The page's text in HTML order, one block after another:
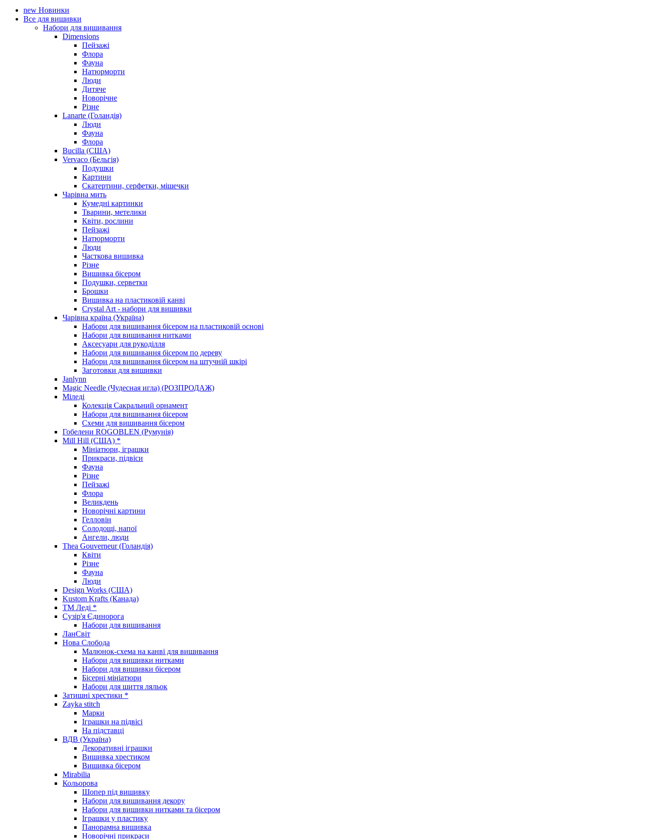
new Новинки
Все для вишивки
Набори для вишивання
Dimensions
Пейзажі
Флора
Фауна
Натюрморти
Люди
Дитяче
Новорічне
Різне
Lanarte (Голандія)
Люди
Фауна
Флора
Bucilla (США)
Vervaco (Бельгія)
Подушки
Картини
Скатертини, серфетки, мішечки
Чарiвна мить
Кумедні картинки
Тварини, метелики
Квіти, рослини
Пейзажі
Натюрморти
Люди
Часткова вишивка
Різне
Вишивка бісером
Подушки, серветки
Брошки
Вишивка на пластиковій канві
Crystal Art - набори для вишивки
Чарівна країна (Україна)
Набори для вишивання бісером на пластиковій основі
Набори для вишивання нитками
Аксесуари для рукоділля
Набори для вишивання бісером по дереву
Набори для вишивання бісером на штучній шкірі
Заготовки для вишивки
Janlynn
Magic Needle (Чудесная игла) (РОЗПРОДАЖ)
Міледі
Колекція Сакральний орнамент
Набори для вишивання бісером
Схеми для вишивання бісером
Гобелени ROGOBLEN (Румунія)
Mill Hill (США) *
Мініатюри, іграшки
Прикраси, підвіси
Фауна
Різне
Пейзажі
Флора
Великдень
Новорічні картини
Гелловін
Солодощі, напої
Ангели, люди
Thea Gouverneur (Голандія)
Квіти
Різне
Фауна
Люди
Design Works (США)
Kustom Krafts (Канада)
ТМ Леді *
Сузір'я Єдинорога
Набори для вишивання
ЛанСвіт
Нова Слобода
Малюнок-схема на канві для вишивання
Набори для вишивки нитками
Набори для вишивки бісером
Бісерні мініатюри
Набори для шиття ляльок
Затишні хрестики *
Zayka stitch
Марки
Іграшки на підвісі
На підставці
ВДВ (Україна)
Декоративні іграшки
Вишивка хрестиком
Вишивка бісером
Mirabilia
Кольорова
Шопер під вишивку
Набори для вишивання декору
Набори для вишивки нитками та бісером
Іграшки у пластику
Панорамна вишивка
Новорічні прикраси